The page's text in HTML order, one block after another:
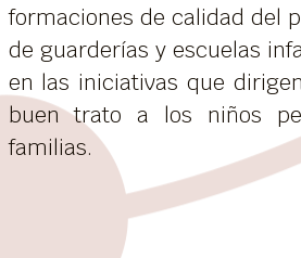
formaciones de calidad del
de guarderías y escuelas
en las iniciativas que
buen trato a los niños
familias.